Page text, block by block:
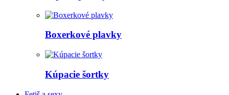
Boxerkové plavky
Kúpacie šortky